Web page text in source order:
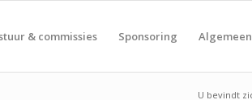
& commissies Sponsoring
U bevindt